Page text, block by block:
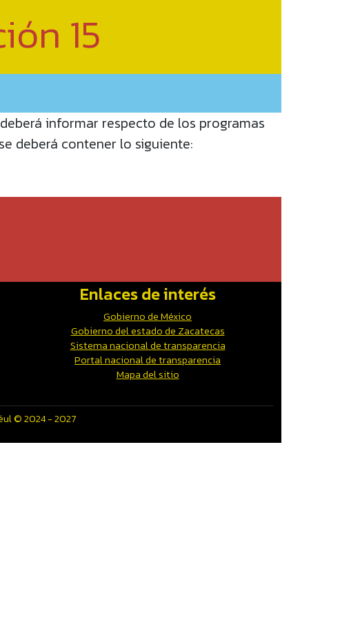
15
informar respecto de los programas
deberá contener lo siguiente:
Enlaces de interés
Gobierno de México
Gobierno del estado de Zacatecas
Sistema nacional de transparencia
Portal nacional de transparencia
Mapa del sitio
© 2024 - 2027